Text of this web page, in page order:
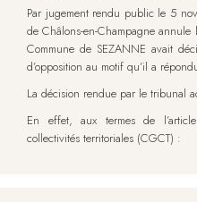
Par jugement rendu public le 5
de Châlons-en-Champagne
Commune de SEZANNE avait
d’opposition au motif qu’il a
La décision rendue par le tribunal
En effet, aux termes de
collectivités territoriales (CGCT) :